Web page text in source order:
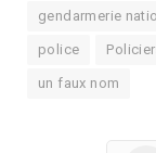
gendarmerie
police
un faux nom